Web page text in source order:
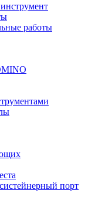
работы
порт